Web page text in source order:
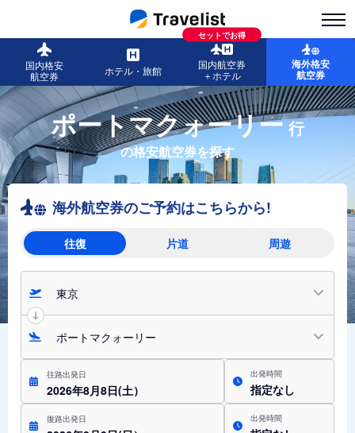
国内格安
航空券
ホテル・旅館
セットでお得
国内航空券
＋ホテル
海外格安
航空券
ポートマクォーリー行
の格安航空券を探す
海外航空券のご予約はこちらから!
往復 片道 周遊
東京
ポートマクォーリー
往路出発日
2026年8月8日(土）
出発時間
指定なし
復路出発日 出発時間